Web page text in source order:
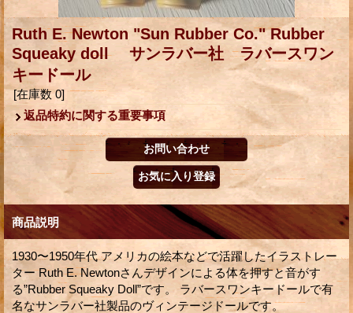
Ruth E. Newton "Sun Rubber Co." Rubber
Squeaky doll サンラバー社 ラバースワン
キードール
[在庫数 0]
返品特約に関する重要事項
商品説明
1930〜1950年代 アメリカの絵本などで活躍したイラストレー
ター Ruth E. Newtonさんデザインによる体を押すと音がす
る”Rubber Squeaky Doll”です。 ラバースワンキードールで有
名なサンラバー社製品のヴィンテージドールです。